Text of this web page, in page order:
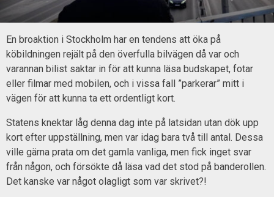
En broaktion i Stockholm har en tendens att öka på
köbildningen rejält på den överfulla bilvägen då var och
varannan bilist saktar in för att kunna läsa budskapet, fotar
eller filmar med mobilen, och i vissa fall ”parkerar” mitt i
vägen för att kunna ta ett ordentligt kort.
Statens knektar låg denna dag inte på latsidan utan dök upp
kort efter uppställning, men var idag bara två till antal. Dessa
ville gärna prata om det gamla vanliga, men fick inget svar
från någon, och försökte då läsa vad det stod på banderollen.
Det kanske var något olagligt som var skrivet?!